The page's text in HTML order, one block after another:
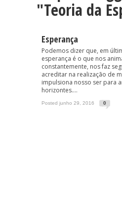
"Teoria da
Esperança
Podemos dizer que, em
esperança é o que nos
constantemente, nos faz
acreditar na realização de
impulsiona nosso ser para
horizontes....
Posted junho 29, 2016 0